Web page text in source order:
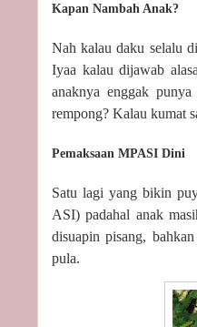
Kapan Nambah Anak?
Nah kalau daku selalu
Iyaa kalau dijawab
anaknya enggak
rempong? Kalau kumat
Pemaksaan MPASI Dini
Satu lagi yang bikin
ASI) padahal anak
disuapin pisang,
pula.